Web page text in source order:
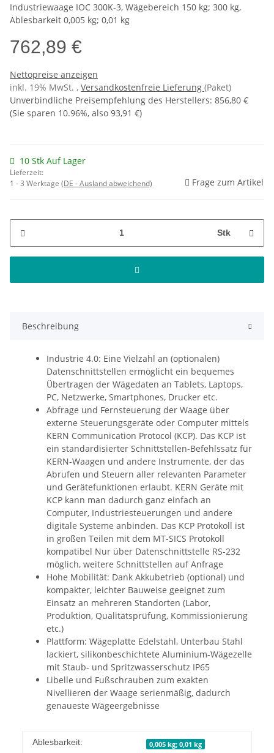
Industriewaage IOC 300K-3, Wägebereich 150 kg; 300 kg,
Ablesbarkeit 0,005 kg; 0,01 kg
762,89 €
Nettopreise anzeigen
inkl. 19% MwSt. , Versandkostenfreie Lieferung (Paket)
Unverbindliche Preisempfehlung des Herstellers: 856,80 €
(Sie sparen 10.96%, also 93,91 €)
10 Stk Auf Lager
Lieferzeit:
1 - 3 Werktage (DE - Ausland abweichend) Frage zum Artikel
Stk
Beschreibung
Industrie 4.0: Eine Vielzahl an (optionalen)
Datenschnittstellen ermöglicht ein bequemes
Übertragen der Wägedaten an Tablets, Laptops,
PC, Netzwerke, Smartphones, Drucker etc.
Abfrage und Fernsteuerung der Waage über
externe Steuerungsgeräte oder Computer mittels
KERN Communication Protocol (KCP). Das KCP ist
ein standardisierter Schnittstellen-Befehlssatz für
KERN-Waagen und andere Instrumente, der das
Abrufen und Steuern aller relevanten Parameter
und Gerätefunktionen erlaubt. KERN Geräte mit
KCP kann man dadurch ganz einfach an
Computer, Industriesteuerungen und andere
digitale Systeme anbinden. Das KCP Protokoll ist
in großen Teilen mit dem MT-SICS Protokoll
kompatibel Nur über Datenschnittstelle RS-232
möglich, weitere Schnittstellen auf Anfrage
Hohe Mobilität: Dank Akkubetrieb (optional) und
kompakter, leichter Bauweise geeignet zum
Einsatz an mehreren Standorten (Labor,
Produktion, Qualitätsprüfung, Kommissionierung
etc.)
Plattform: Wägeplatte Edelstahl, Unterbau Stahl
lackiert, silikonbeschichtete Aluminium-Wägezelle
mit Staub- und Spritzwasserschutz IP65
Libelle und Fußschrauben zum exakten
Nivellieren der Waage serienmäßig, dadurch
genaueste Wägeergebnisse
Ablesbarkeit: 0,005 kg; 0,01 kg